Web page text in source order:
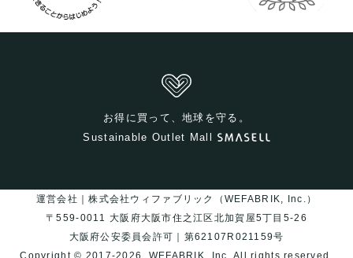
お得に買って、地球を守る。
Sustainable Outlet Mall
運営会社｜株式会社ウィファブリック（WEFABRIK, Inc.）
〒559-0011 大阪府大阪市住之江区北加賀屋5丁目5-26
大阪府公安委員会許可｜第62107R021159号
Copyright © 2017-2026
WEFABRIK, Inc.All rights reserved.